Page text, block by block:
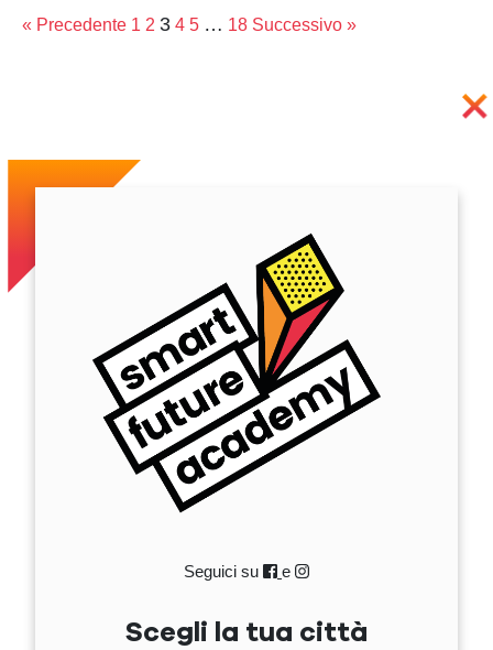
« Precedente 1 2 3 4 5 … 18 Successivo »
Seguici su e
Scegli la tua città